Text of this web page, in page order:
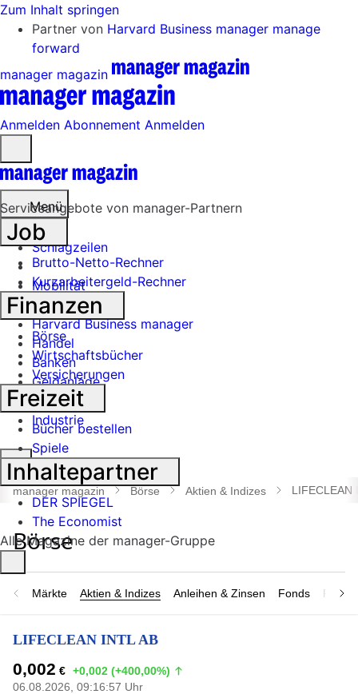
Zum Inhalt springen
Partner von Harvard Business manager manage
forward
manager magazin
Anmelden Abonnement Anmelden
öffnen
Menü
Schlagzeilen
Mobilität
Tech
Harvard Business manager
Handel
Banken
Geldanlage
Börse
Industrie
Suche
öffnen
manager magazin Börse Aktien & Indizes LIFECLEAN
Märkte Aktien & Indizes Anleihen & Zinsen Fonds
LIFECLEAN INTL AB
0,002 € +0,002 (+400,00%)
06.08.2026, 09:16:57 Uhr
Serviceangebote von manager-Partnern
Job
Brutto-Netto-Rechner
Kurzarbeitergeld-Rechner
Finanzen
Börse
Wirtschaftsbücher
Versicherungen
Freizeit
Bücher bestellen
Spiele
Inhaltepartner
DER SPIEGEL
The Economist
Alle Magazine der manager-Gruppe